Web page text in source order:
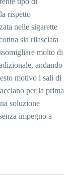
rispetto
nelle sigarette
sia rilasciata
molto di
andando
motivo i sali di
per la prima
soluzione
impegno a